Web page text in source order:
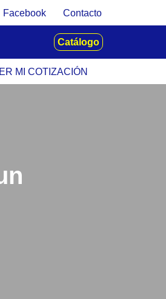
Facebook Contacto
Catálogo
MI COTIZACIÓN